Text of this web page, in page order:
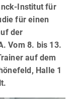
Institut für
für einen
der
Vom 8. bis 13.
auf dem
Halle 1